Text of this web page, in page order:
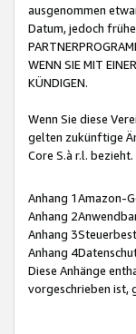
ausgenommen
Datum, jedoch
WENN SIE MIT
KÜNDIGEN.
Wenn Sie diese
gelten zukünftige
Core S.à r.l. bezieht.
Anhang 1Amazon-
Anhang
Anhang
Anhang
Diese Anhänge
vorgeschrieben ist,